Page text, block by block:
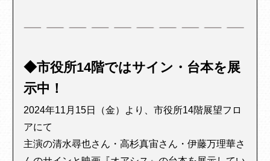
◆市役所14階ではサイン・台本を展
示中！
2024年11月15日（金）より、市役所14階展望フロ
アにて
主演の清水尋也さん・高杉真宙さん・伊藤万理華さ